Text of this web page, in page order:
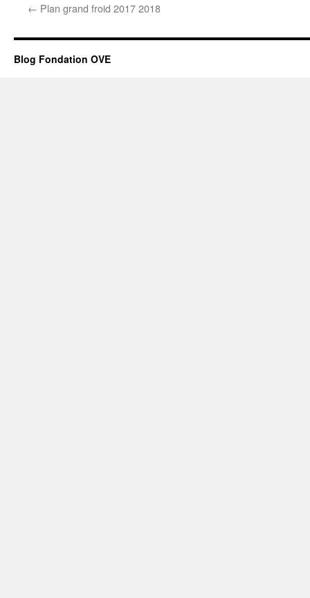
← Plan grand froid 2017 2018
Blog Fondation OVE